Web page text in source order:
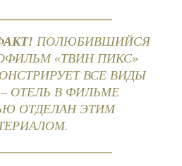
ПОЛЮБИВШИЙСЯ
«ТВИН ПИКС»
ВСЕ ВИДЫ
ОТЕЛЬ В ФИЛЬМЕ
ОТДЕЛАН ЭТИМ